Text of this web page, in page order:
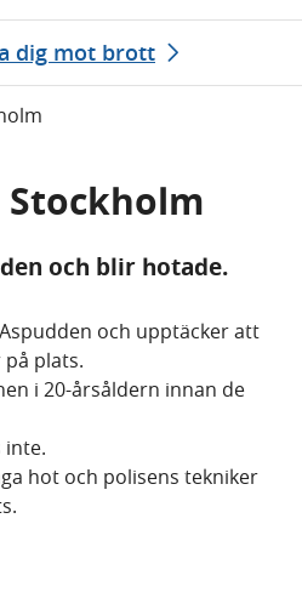
dig mot brott
och blir hotade.
och upptäcker att
plats.
i 20-årsåldern innan de
inte.
hot och polisens tekniker